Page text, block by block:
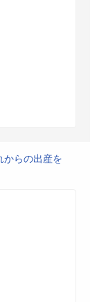
からの出産を